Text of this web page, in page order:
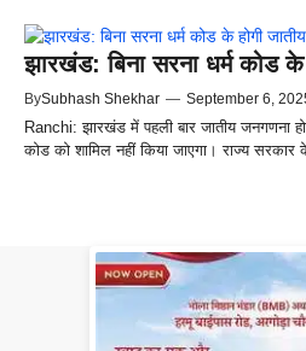
झारखंड: बिना सरना धर्म कोड
BySubhash Shekhar — September 6,
Ranchi: झारखंड में पहली बार जातीय जनगणना
कोड को शामिल नहीं किया जाएगा। राज्य सरकार